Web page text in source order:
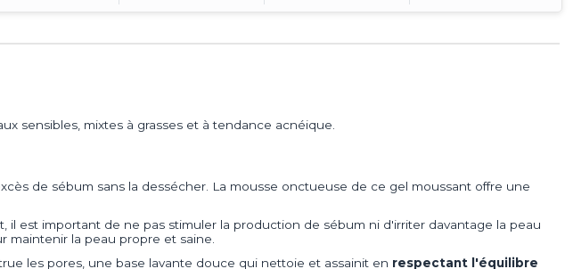
sensibles, mixtes à grasses et à tendance acnéique.
de sébum sans la dessécher. La mousse onctueuse de ce gel moussant offre une
il est important de ne pas stimuler la production de sébum ni d'irriter davantage la peau
maintenir la peau propre et saine.
les pores, une base lavante douce qui nettoie et assainit en respectant l'équilibre